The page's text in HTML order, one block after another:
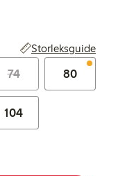
Storleksguide
74 80
104